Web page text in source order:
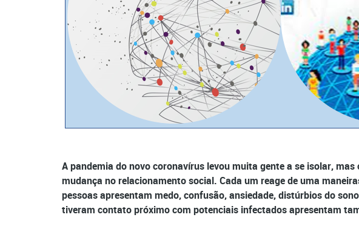
A pandemia do novo coronavírus levou muita gente a se isolar,
mudança no relacionamento social. Cada um reage de uma
pessoas apresentam medo, confusão, ansiedade, distúrbios do
tiveram contato próximo com potenciais infectados apresentam